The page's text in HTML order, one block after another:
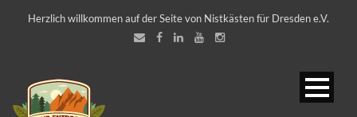
Herzlich willkommen auf der Seite von Nistkästen für Dresden e.V.